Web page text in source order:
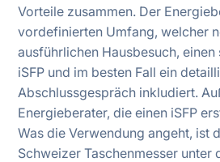
Vorteile zusammen. Der
vordefinierten Umfang, welcher
ausführlichen Hausbesuch,
iSFP und im besten Fall ein
Abschlussgespräch inkludiert.
Energieberater, die einen iSFP
Was die Verwendung angeht, ist
Schweizer Taschenmesser unter